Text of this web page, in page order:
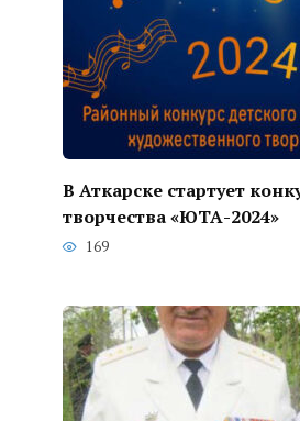
В Аткарске стартует
творчества «ЮТА-2024»
169